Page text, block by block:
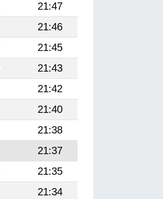
21:47
21:46
21:45
21:43
21:42
21:40
21:38
21:37
21:35
21:34